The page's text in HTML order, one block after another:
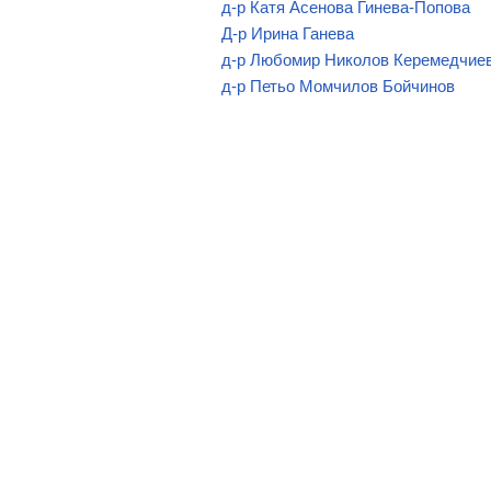
СПОРТЕН КЛУБ ПО ПЛУВАНЕ,
СПОРТЕН КЛУБ "ШАМПИОН"
д-р Катя Асенова Гинева-Попова
Д-р Ирина Ганева
д-р Любомир Николов
д-р Петьо Момчилов Бойчинов